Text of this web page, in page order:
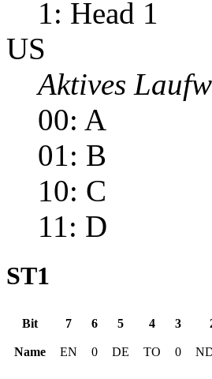
1: Head 1
US
Aktives
00: A
01: B
10: C
11: D
ST1
Bit 7 6 5 4 3
Name EN 0 DE TO 0